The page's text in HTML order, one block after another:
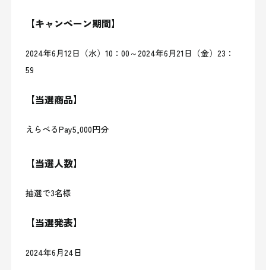
【キャンペーン期間】
2024年6月12日（水）10：00～2024年6月21日（金）23：
59
【当選商品】
えらべるPay5,000円分
【当選人数】
抽選で3名様
【当選発表】
2024年6月24日